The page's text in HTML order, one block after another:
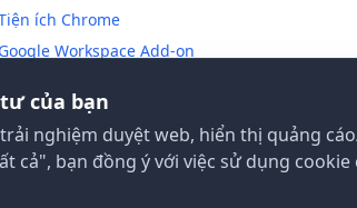
ích Chrome
Google Workspace Add-on
của bạn
nghiệm duyệt web, hiển thị quảng
cả", bạn đồng ý với việc sử dụng cookie